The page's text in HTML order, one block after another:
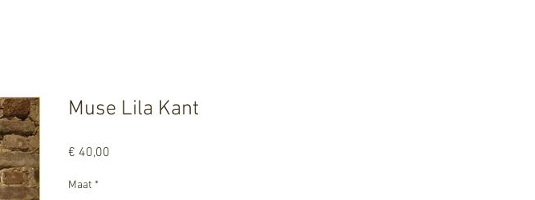
Muse Lila Kant
€ 40,00
Maat *